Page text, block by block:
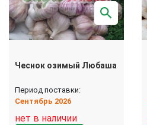
Чеснок озимый Любаша
Период поставки:
Сентябрь 2026
нет в наличии